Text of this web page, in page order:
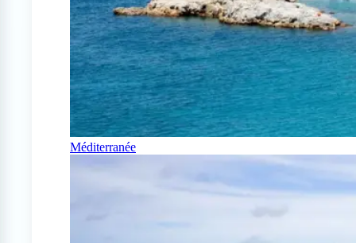
Méditerranée